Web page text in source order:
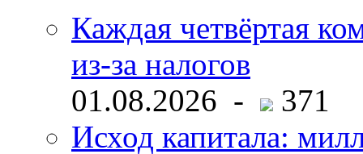
Каждая четвёртая
из-за налогов
01.08.2026 -
371
Исход капитала: